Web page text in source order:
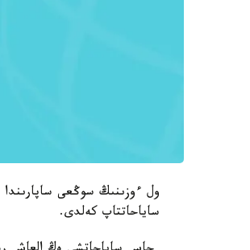
ول ءوزىنىڭ سوڭعى
ساياحاتتاپ كەلدى.